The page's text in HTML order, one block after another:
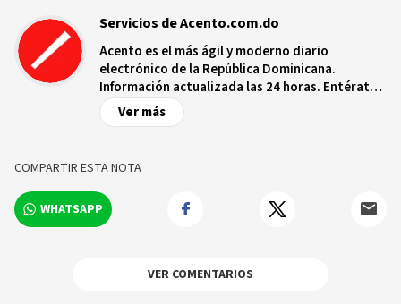
Servicios de Acento.com.do
Acento es el más ágil y moderno diario
electrónico de la República Dominicana.
Información actualizada las 24 horas. Entérate
de las noticias y sucesos más importantes a
nivel nacional e internacional, videos y fotos
Ver más
COMPARTIR ESTA NOTA
WHATSAPP
VER COMENTARIOS